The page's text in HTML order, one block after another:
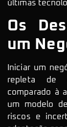
últimas
Os
um
Iniciar um
repleta de
comparado à
um modelo
riscos e